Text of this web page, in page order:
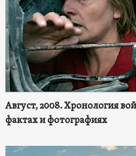
Август, 2008. Хронология
фактах и фотографиях